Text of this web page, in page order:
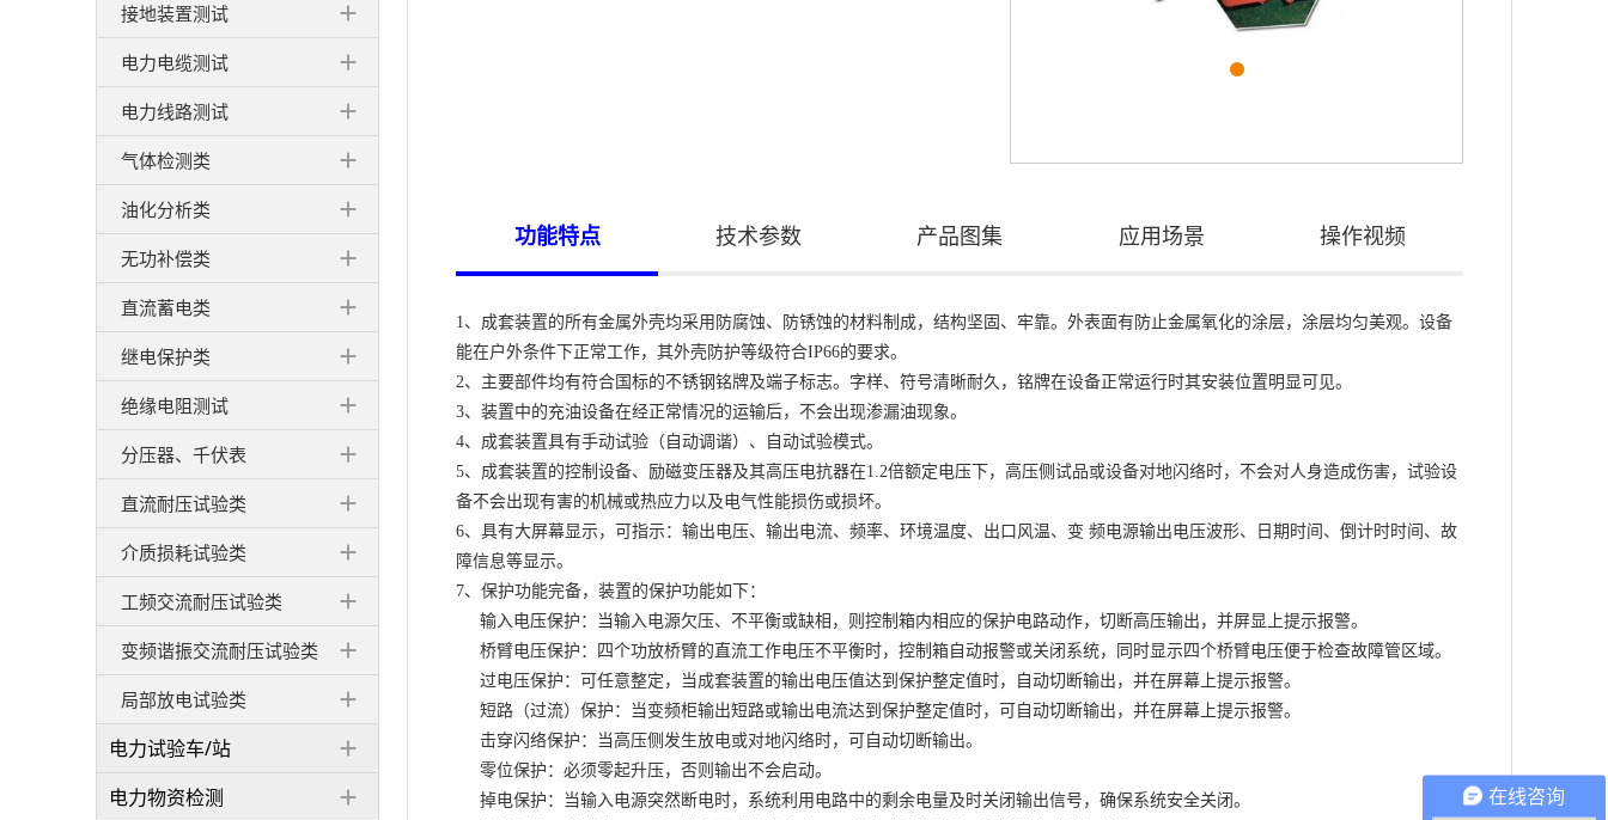
接地装置测试
电力电缆测试
电力线路测试
气体检测类
油化分析类
无功补偿类
直流蓄电类
继电保护类
绝缘电阻测试
分压器、千伏表
直流耐压试验类
介质损耗试验类
工频交流耐压试验类
变频谐振交流耐压试验类
局部放电试验类
电力试验车/站
电力物资检测
功能特点 技术参数 产品图集 应用场景 操作视频
1、成套装置的所有金属外壳均采用防腐蚀、防锈蚀的材料制成，结构坚固、牢靠。外表面有防止金属氧化的涂层，涂层均匀美观。设备
能在户外条件下正常工作，其外壳防护等级符合IP66的要求。
2、主要部件均有符合国标的不锈钢铭牌及端子标志。字样、符号清晰耐久，铭牌在设备正常运行时其安装位置明显可见。
3、装置中的充油设备在经正常情况的运输后，不会出现渗漏油现象。
4、成套装置具有手动试验（自动调谐）、自动试验模式。
5、成套装置的控制设备、励磁变压器及其高压电抗器在1.2倍额定电压下，高压侧试品或设备对地闪络时，不会对人身造成伤害，试验设
备不会出现有害的机械或热应力以及电气性能损伤或损坏。
6、具有大屏幕显示，可指示：输出电压、输出电流、频率、环境温度、出口风温、变 频电源输出电压波形、日期时间、倒计时时间、故
障信息等显示。
7、保护功能完备，装置的保护功能如下：
输入电压保护：当输入电源欠压、不平衡或缺相，则控制箱内相应的保护电路动作，切断高压输出，并屏显上提示报警。
桥臂电压保护：四个功放桥臂的直流工作电压不平衡时，控制箱自动报警或关闭系统，同时显示四个桥臂电压便于检查故障管区域。
过电压保护：可任意整定，当成套装置的输出电压值达到保护整定值时，自动切断输出，并在屏幕上提示报警。
短路（过流）保护：当变频柜输出短路或输出电流达到保护整定值时，可自动切断输出，并在屏幕上提示报警。
击穿闪络保护：当高压侧发生放电或对地闪络时，可自动切断输出。
零位保护：必须零起升压，否则输出不会启动。
掉电保护：当输入电源突然断电时，系统利用电路中的剩余电量及时关闭输出信号，确保系统安全关闭。
在线咨询